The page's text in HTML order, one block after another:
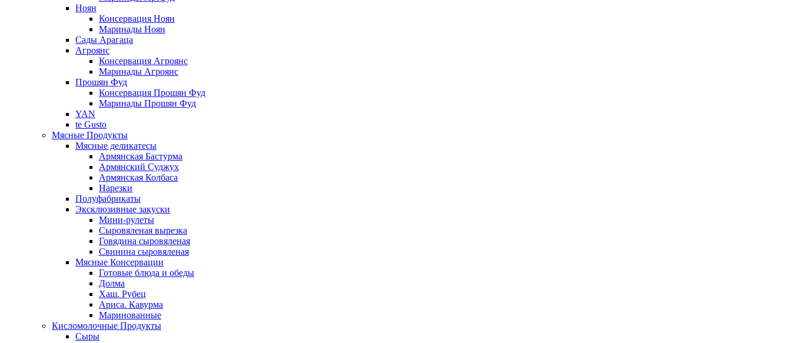
Ноян
Консервация Ноян
Маринады Ноян
Сады Арагаца
Агроянс
Консервация Агроянс
Маринады Агроянс
Прошян Фуд
Консервация Прошян Фуд
Маринады Прошян Фуд
YAN
te Gusto
Мясные Продукты
Мясные деликатесы
Армянская Бастурма
Армянский Суджух
Армянская Колбаса
Нарезки
Полуфабрикаты
Эксклюзивные закуски
Мини-рулеты
Сыровяленая вырезка
Говядина сыровяленая
Свинина сыровяленая
Мясные Консервации
Готовые блюда и обеды
Долма
Хаш. Рубец
Ариса. Кавурма
Маринованные
Кисломолочные Продукты
Сыры